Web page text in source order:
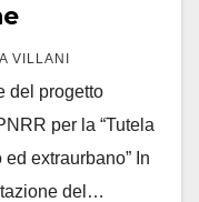
VILLANI
del progetto
per la “Tutela
extraurbano” In
del…